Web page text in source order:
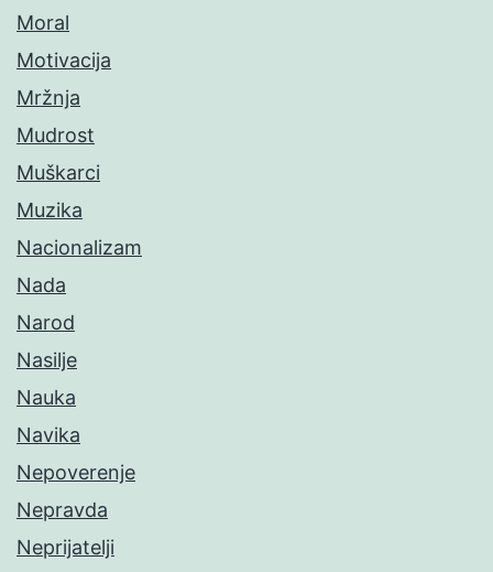
Moral
Motivacija
Mržnja
Mudrost
Muškarci
Muzika
Nacionalizam
Nada
Narod
Nasilje
Nauka
Navika
Nepoverenje
Nepravda
Neprijatelji